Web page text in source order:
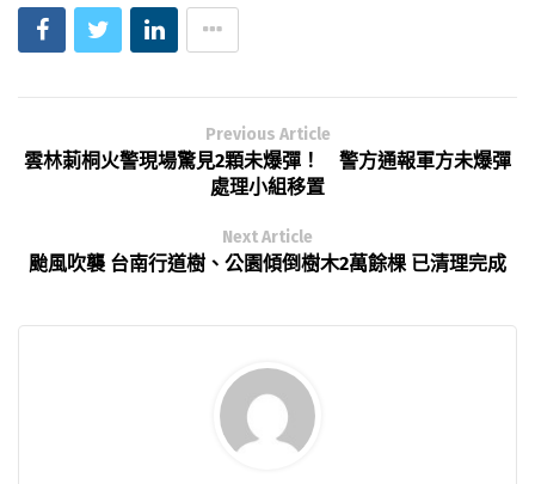
Previous Article
雲林莿桐火警現場驚見2顆未爆彈！ 警方通報軍方未爆彈
處理小組移置
Next Article
颱風吹襲 台南行道樹、公園傾倒樹木2萬餘棵 已清理完成